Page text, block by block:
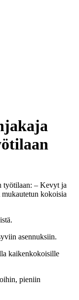
työtilaan: – Kevyt ja
kokoisia
asennuksiin.
kaikenkokoisille
pieniin